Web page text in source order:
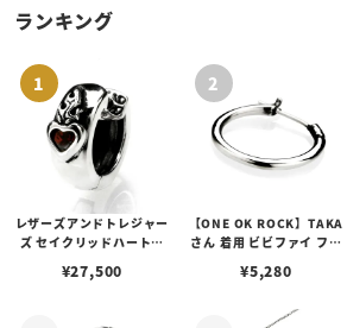
(日本サイズ約24号)】
ランキング
レザーズアンドトレジャー
ズ セイクリッドハートピ
¥27,500
【ONE OK ROCK】TAKA
さん 着用 ビビファイ フー
¥5,280